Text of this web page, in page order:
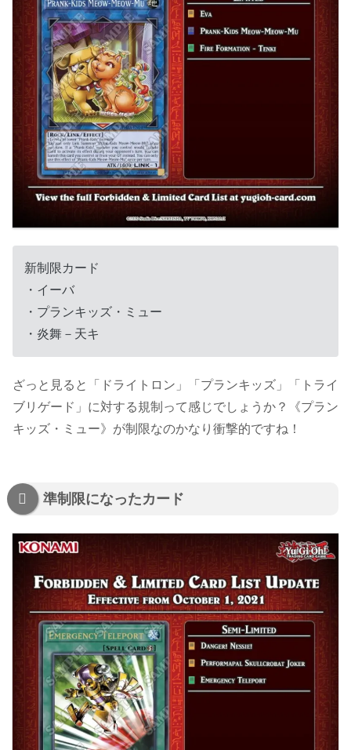
新制限カード
・イーバ
・プランキッズ・ミュー
・炎舞－天キ
ざっと見ると「ドライトロン」「プランキッズ」「トライ
ブリゲード」に対する規制って感じでしょうか？《プラン
キッズ・ミュー》が制限なのかなり衝撃的ですね！
準制限になったカード